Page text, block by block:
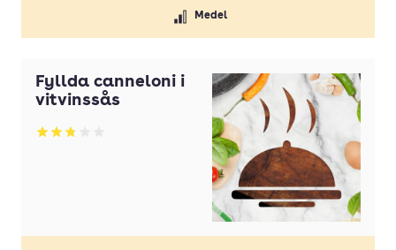
Medel
Fyllda canneloni i
vitvinssås
Betyg: 2.83 av 5